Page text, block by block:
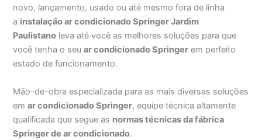
novo, lançamento, usado ou até mesmo fora de linha
a instalação ar condicionado Springer Jardim
Paulistano leva até você as melhores soluções para que
você tenha o seuar condicionado Springer em perfeito
estado de funcionamento.
Mão-de-obra especializada para as mais diversas soluções
emar condicionado Springer, equipe técnica altamente
qualificada que segue as normas técnicas da fábrica
Springer de ar condicionado.